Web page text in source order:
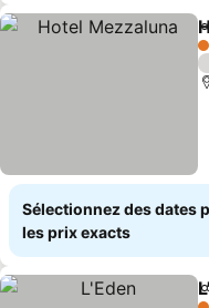
3
Sélectionnez des dates
les prix exacts